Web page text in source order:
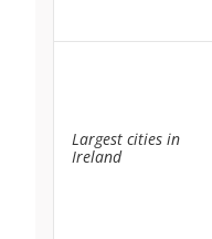
Largest cities in
Ireland